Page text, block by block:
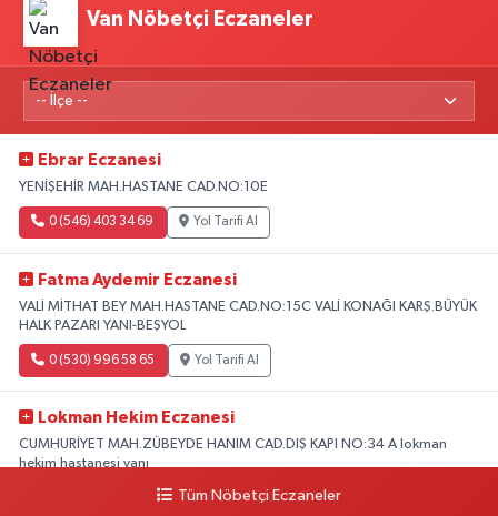
Van Nöbetçi Eczaneler
Ebrar Eczanesi
YENİŞEHİR MAH.HASTANE CAD.NO:10E
0 (546) 403 34 69 Yol Tarifi Al
Fatma Aydemir Eczanesi
VALİ MİTHAT BEY MAH.HASTANE CAD.NO:15C VALİ KONAĞI KARŞ.BÜYÜK
HALK PAZARI YANI-BEŞYOL
0 (530) 996 58 65 Yol Tarifi Al
Lokman Hekim Eczanesi
CUMHURİYET MAH.ZÜBEYDE HANIM CAD.DIŞ KAPI NO:34 A lokman
hekim hastanesi yanı
Yol Tarifi Al
Tüm Nöbetçi Eczaneler